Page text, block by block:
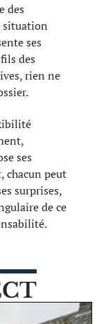
des
situation
ses
des
rien ne
ses
chacun peut
surprises,
de ce